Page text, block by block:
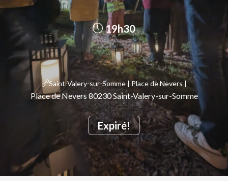
Expiré!
19h30
Saint-Valery-sur-Somme | Place de Nevers |
Place de Nevers 80230 Saint-Valery-sur-Somme